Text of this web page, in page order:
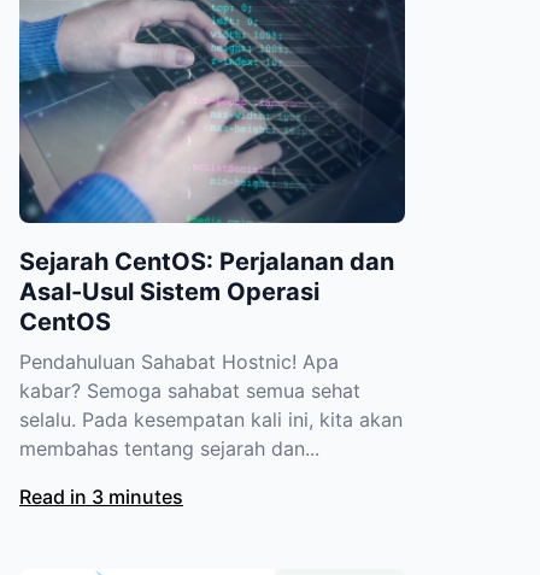
Sejarah CentOS: Perjalanan dan
Asal-Usul Sistem Operasi
CentOS
Pendahuluan Sahabat Hostnic! Apa
kabar? Semoga sahabat semua sehat
selalu. Pada kesempatan kali ini, kita akan
membahas tentang sejarah dan...
Read in 3 minutes